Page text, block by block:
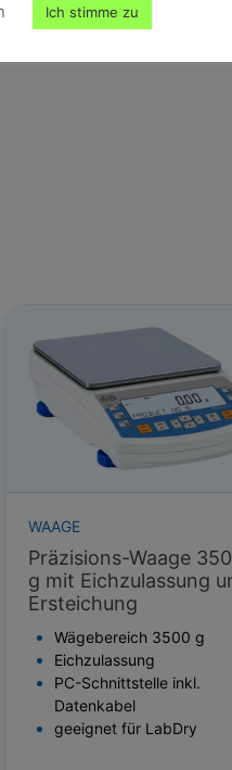
WAAGE
Präzisions-Waage
g mit Eichzulassung
Ersteichung
Wägebereich 3500 g
Eichzulassung
PC-Schnittstelle inkl.
Datenkabel
geeignet für LabDry
Ich stimme zu